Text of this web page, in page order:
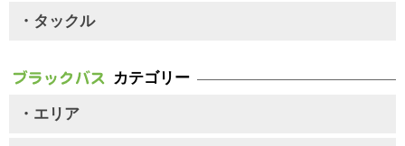
・タックル
カテゴリー
・エリア